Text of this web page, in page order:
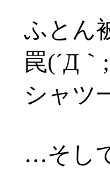
ふとん
罠(´Д｀
シャツ
…そし